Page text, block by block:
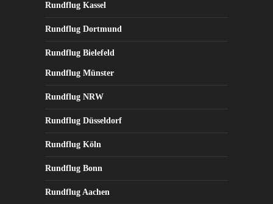
Rundflug Kassel
Rundflug Dortmund
Rundflug Bielefeld
Rundflug Münster
Rundflug NRW
Rundflug Düsseldorf
Rundflug Köln
Rundflug Bonn
Rundflug Aachen